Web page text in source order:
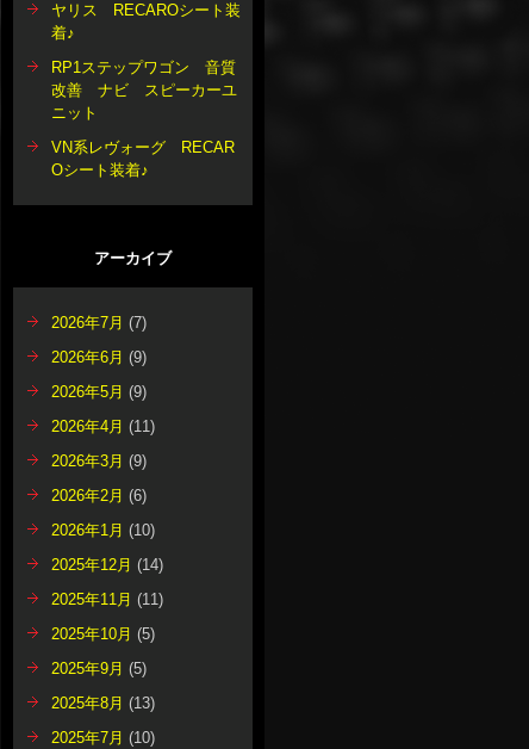
ヤリス RECAROシート装
着♪
RP1ステップワゴン 音質
改善 ナビ スピーカーユ
ニット
VN系レヴォーグ RECAR
Oシート装着♪
アーカイブ
2026年7月 (7)
2026年6月 (9)
2026年5月 (9)
2026年4月 (11)
2026年3月 (9)
2026年2月 (6)
2026年1月 (10)
2025年12月 (14)
2025年11月 (11)
2025年10月 (5)
2025年9月 (5)
2025年8月 (13)
2025年7月 (10)